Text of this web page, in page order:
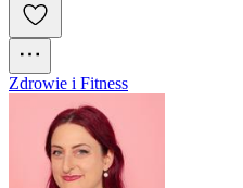
Zdrowie i Fitness